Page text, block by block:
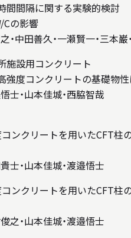
間間隔に関する実験的検討
の影響
中田善久・一瀬賢一・三本巌
施設用コンクリート
強度コンクリートの基礎物
士・山本佳城・西脇智哉
ンクリートを用いたCFT柱
士・山本佳城・渡邉悟士
ンクリートを用いたCFT柱
之・山本佳城・渡邉悟士